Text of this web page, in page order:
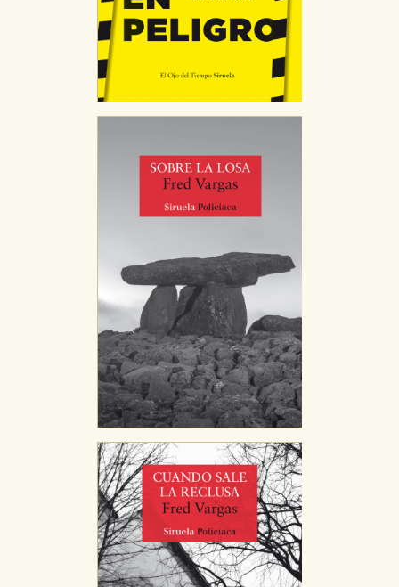
CONFIGURACIÓN DE COOKIES
HABILITAR TODO RECHAZAR TODO
Cookies necesarias
Estas cookies son necesarias para que nuestro sitio
web funcione y no es posible deshabilitarlas desde
nuestro sistema. Es posible hacerlo desde el
navegador, pero en ese caso es posible que algunas
áreas de nuestra web dejen de funcionar
correctamente.